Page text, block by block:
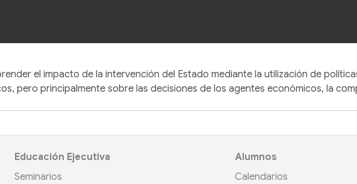
el impacto de la intervención del Estado mediante la utilización de
pero principalmente sobre las decisiones de los agentes económicos, la
Educación Ejecutiva
Seminarios
Alumnos
Calendarios